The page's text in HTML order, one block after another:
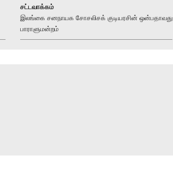
சட்டவாக்கம்
இலங்கை சனநாயக சோசலிசக் குடியரசின் ஒன்பதாவது
பாராளுமன்றம்